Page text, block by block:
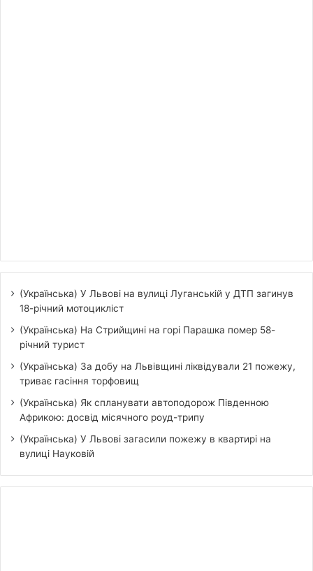
(Українська) У Львові на вулиці Луганській у ДТП загинув
18-річний мотоцикліст
(Українська) На Стрийщині на горі Парашка помер 58-
річний турист
(Українська) За добу на Львівщині ліквідували 21 пожежу,
триває гасіння торфовищ
(Українська) Як спланувати автоподорож Південною
Африкою: досвід місячного роуд-трипу
(Українська) У Львові загасили пожежу в квартирі на
вулиці Науковій